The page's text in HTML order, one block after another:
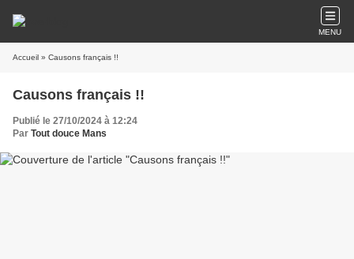
MENU
Accueil » Causons français !!
Causons français !!
Publié le 27/10/2024 à 12:24
Par Tout douce Mans